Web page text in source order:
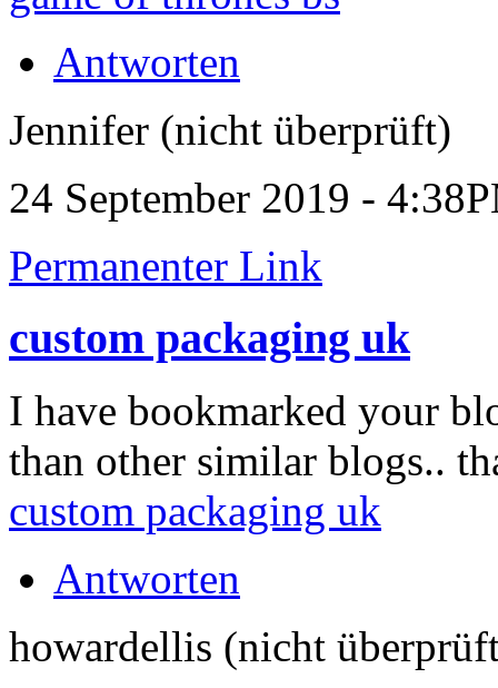
Antworten
Jennifer (nicht überprüft)
24 September 2019 -
Permanenter Link
custom packaging uk
I have bookmarked your
than other similar blogs..
custom packaging uk
Antworten
howardellis (nicht